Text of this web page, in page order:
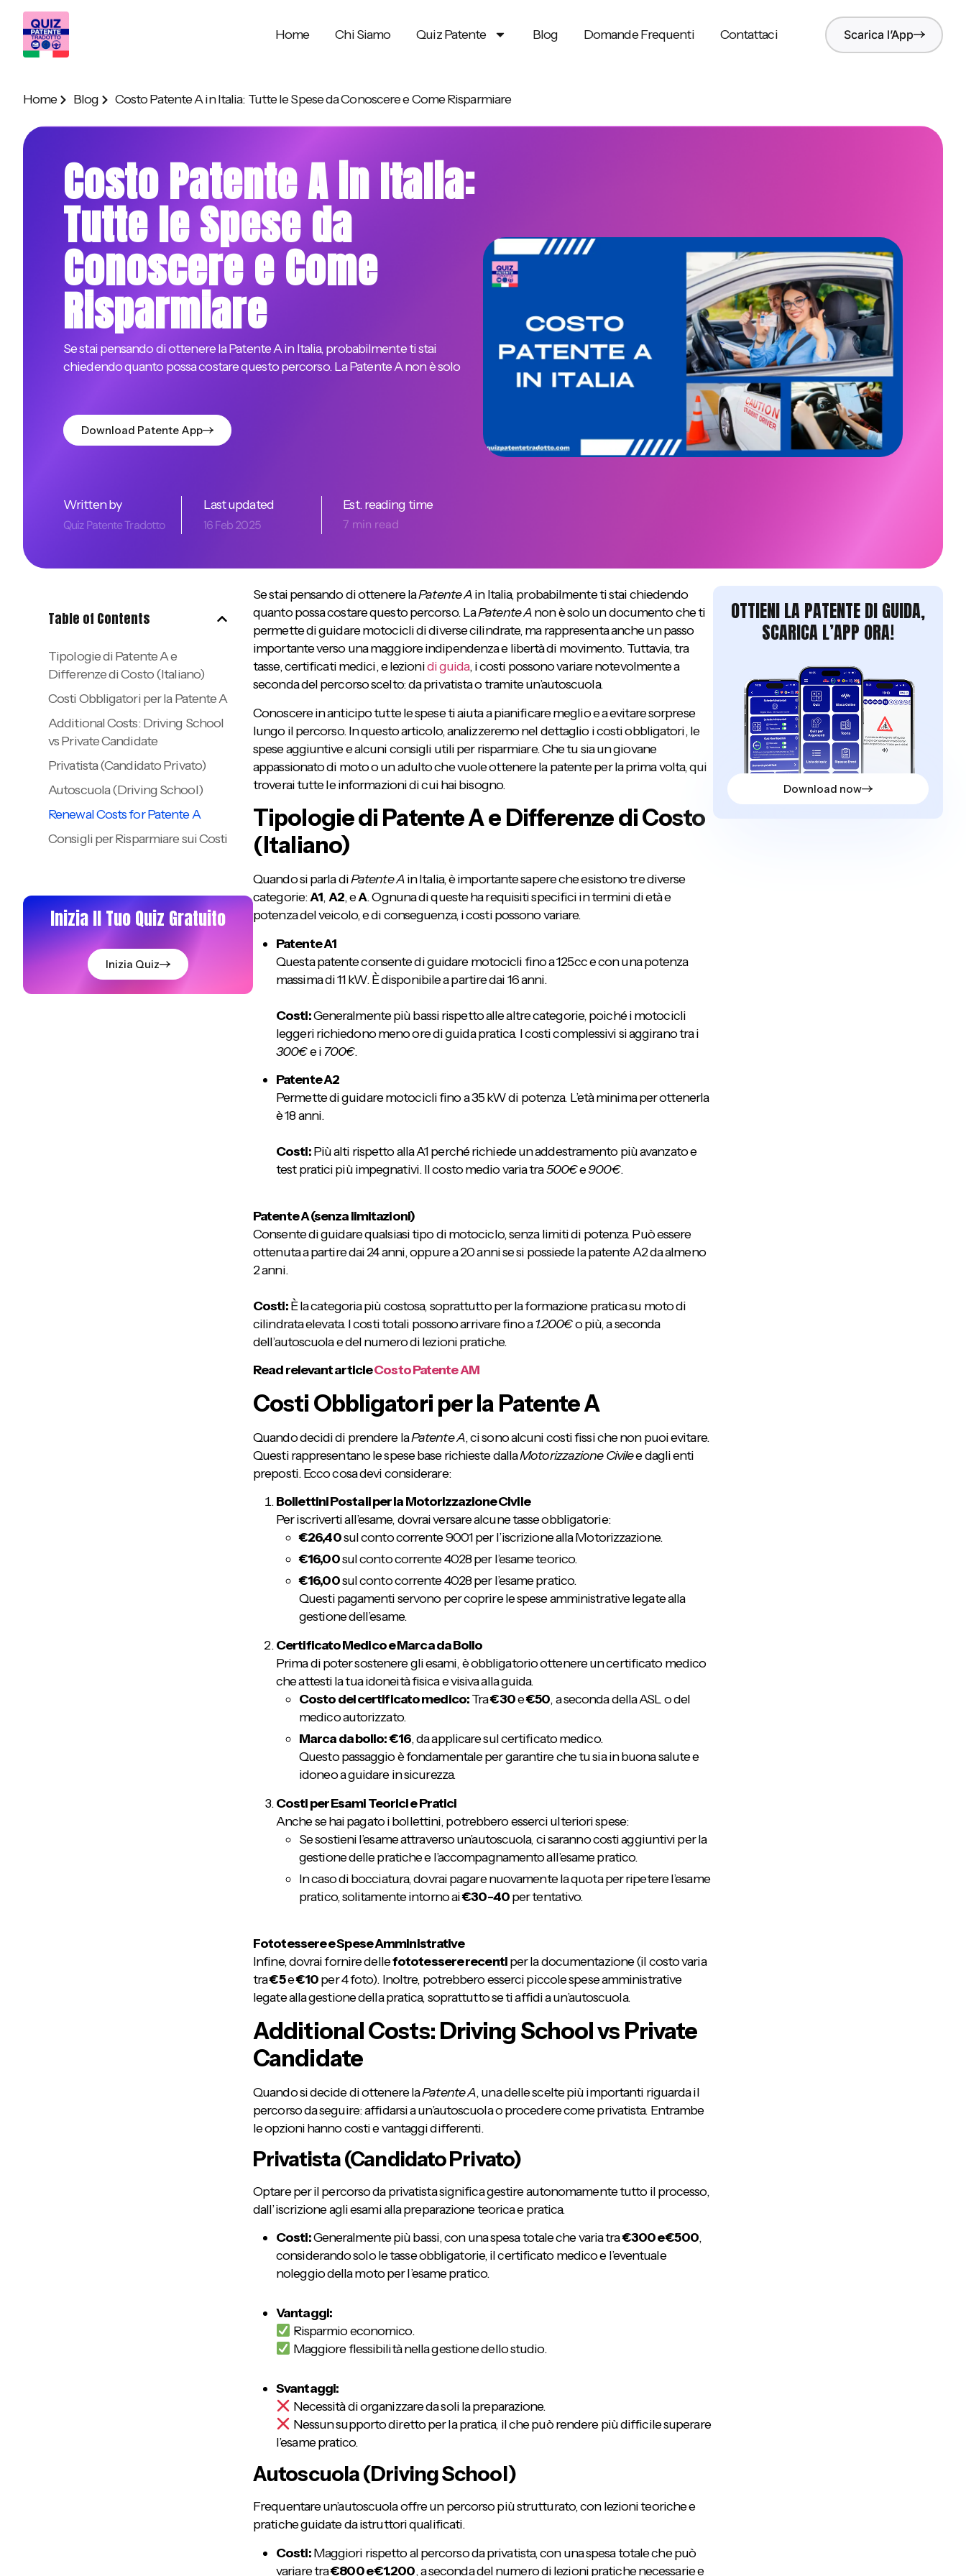
Home Chi Siamo Quiz Patente Blog Domande Frequenti Contattaci Scarica l’App
Home Blog Costo Patente A in Italia: Tutte le Spese da Conoscere e Come Risparmiare
Costo Patente A in Italia:
Tutte le Spese da
Conoscere e Come
Risparmiare
Se stai pensando di ottenere la Patente A in Italia, probabilmente ti stai
chiedendo quanto possa costare questo percorso. La Patente A non è solo
Download Patente App
Written by
Quiz Patente Tradotto
Last updated
16 Feb 2025
Est. reading time
7 min read
Table of Contents
Tipologie di Patente A e
Differenze di Costo (Italiano)
Costi Obbligatori per la Patente A
Additional Costs: Driving School
vs Private Candidate
Privatista (Candidato Privato)
Autoscuola (Driving School)
Renewal Costs for Patente A
Consigli per Risparmiare sui Costi
Inizia Il Tuo Quiz Gratuito
Inizia Quiz
Se stai pensando di ottenere laPatente Ain Italia, probabilmente ti stai chiedendo
quanto possa costare questo percorso. LaPatente Anon è solo un documento che ti
permette di guidare motocicli di diverse cilindrate, ma rappresenta anche un passo
importante verso una maggiore indipendenza e libertà di movimento. Tuttavia, tra
tasse, certificati medici, e lezionidi guida, i costi possono variare notevolmente a
seconda del percorso scelto: da privatista o tramite un’autoscuola.
Conoscere in anticipo tutte le spese ti aiuta a pianificare meglio e a evitare sorprese
lungo il percorso. In questo articolo, analizzeremo nel dettaglio i costi obbligatori, le
spese aggiuntive e alcuni consigli utili per risparmiare. Che tu sia un giovane
appassionato di moto o un adulto che vuole ottenere la patente per la prima volta, qui
troverai tutte le informazioni di cui hai bisogno.
Tipologie di Patente A e Differenze di Costo
(Italiano)
Quando si parla diPatente Ain Italia, è importante sapere che esistono tre diverse
categorie:A1,A2, eA. Ognuna di queste ha requisiti specifici in termini di età e
potenza del veicolo, e di conseguenza, i costi possono variare.
Patente A1
Questa patente consente di guidare motocicli fino a 125cc e con una potenza
massima di 11 kW. È disponibile a partire dai 16 anni.
Costi:Generalmente più bassi rispetto alle altre categorie, poiché i motocicli
leggeri richiedono meno ore di guida pratica. I costi complessivi si aggirano tra i
300€e i 700€.
Patente A2
Permette di guidare motocicli fino a 35 kW di potenza. L’età minima per ottenerla
è 18 anni.
Costi:Più alti rispetto alla A1 perché richiede un addestramento più avanzato e
test pratici più impegnativi. Il costo medio varia tra500€e900€.
Patente A (senza limitazioni)
Consente di guidare qualsiasi tipo di motociclo, senza limiti di potenza. Può essere
ottenuta a partire dai 24 anni, oppure a 20 anni se si possiede la patente A2 da almeno
2 anni.
Costi:È la categoria più costosa, soprattutto per la formazione pratica su moto di
cilindrata elevata. I costi totali possono arrivare fino a1.200€o più, a seconda
dell’autoscuola e del numero di lezioni pratiche.
Read relevant articleCosto Patente AM
Costi Obbligatori per la Patente A
Quando decidi di prendere laPatente A, ci sono alcuni costi fissi che non puoi evitare.
Questi rappresentano le spese base richieste dallaMotorizzazione Civilee dagli enti
preposti. Ecco cosa devi considerare:
Bollettini Postali per la Motorizzazione Civile
Per iscriverti all’esame, dovrai versare alcune tasse obbligatorie:
€26,40sul conto corrente 9001 per l’iscrizione alla Motorizzazione.
€16,00sul conto corrente 4028 per l’esame teorico.
€16,00sul conto corrente 4028 per l’esame pratico.
Questi pagamenti servono per coprire le spese amministrative legate alla
gestione dell’esame.
Certificato Medico e Marca da Bollo
Prima di poter sostenere gli esami, è obbligatorio ottenere un certificato medico
che attesti la tua idoneità fisica e visiva alla guida.
Costo del certificato medico:Tra€30e€50, a seconda della ASL o del
medico autorizzato.
Marca da bollo:€16, da applicare sul certificato medico.
Questo passaggio è fondamentale per garantire che tu sia in buona salute e
idoneo a guidare in sicurezza.
Costi per Esami Teorici e Pratici
Anche se hai pagato i bollettini, potrebbero esserci ulteriori spese:
Se sostieni l’esame attraverso un’autoscuola, ci saranno costi aggiuntivi per la
gestione delle pratiche e l’accompagnamento all’esame pratico.
In caso di bocciatura, dovrai pagare nuovamente la quota per ripetere l’esame
pratico, solitamente intorno ai€30-40per tentativo.
Fototessere e Spese Amministrative
Infine, dovrai fornire dellefototessere recentiper la documentazione (il costo varia
tra€5e€10per 4 foto). Inoltre, potrebbero esserci piccole spese amministrative
legate alla gestione della pratica, soprattutto se ti affidi a un’autoscuola.
Additional Costs: Driving School vs Private
Candidate
Quando si decide di ottenere laPatente A, una delle scelte più importanti riguarda il
percorso da seguire: affidarsi a un’autoscuola o procedere come privatista. Entrambe
le opzioni hanno costi e vantaggi differenti.
Privatista (Candidato Privato)
Optare per il percorso da privatista significa gestire autonomamente tutto il processo,
dall’iscrizione agli esami alla preparazione teorica e pratica.
Costi:Generalmente più bassi, con una spesa totale che varia tra€300 e €500,
considerando solo le tasse obbligatorie, il certificato medico e l’eventuale
noleggio della moto per l’esame pratico.
Vantaggi:
Risparmio economico.
Maggiore flessibilità nella gestione dello studio.
Svantaggi:
Necessità di organizzare da soli la preparazione.
Nessun supporto diretto per la pratica, il che può rendere più difficile superare
l’esame pratico.
Autoscuola (Driving School)
Frequentare un’autoscuola offre un percorso più strutturato, con lezioni teoriche e
pratiche guidate da istruttori qualificati.
Costi:Maggiori rispetto al percorso da privatista, con una spesa totale che può
variare tra€800 e €1.200, a seconda del numero di lezioni pratiche necessarie e
OTTIENI LA PATENTE DI GUIDA,
SCARICA L’APP ORA!
Download now